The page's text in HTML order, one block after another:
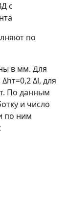
с
по
в мм. Для
Δhт=0,2Δl, для
т. По данным
и число
по ним